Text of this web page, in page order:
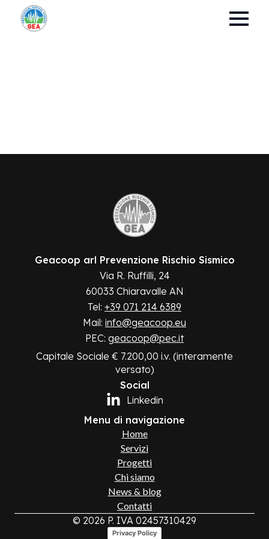
Geacoop arl Prevenzione Rischio Sismico
Via R. Ruffilli, 24
60033 Chiaravalle AN
Tel: +39 071 214 6389
Mail: info@geacoop.eu
PEC: geacoop@pec.it
Capitale Sociale € 7.200,00 i.v. (interamente
versato)
Social
Linkedin
Menu di navigazione
Home
Servizi
Progetti
Chi siamo
News & blog
Contatti
© 2026 P. IVA 02457310429
Privacy Policy